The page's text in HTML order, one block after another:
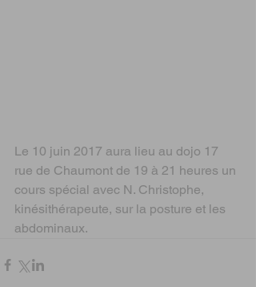
Le 10 juin 2017 aura lieu au dojo 17
rue de Chaumont de 19 à 21 heures un
cours spécial avec N. Christophe,
kinésithérapeute, sur la posture et les
abdominaux.